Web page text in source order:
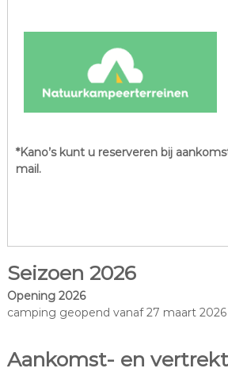
*Kano’s kunt u reserveren bij
mail.
Seizoen 2026
Opening 2026
camping geopend vanaf 27 maart
Aankomst- en